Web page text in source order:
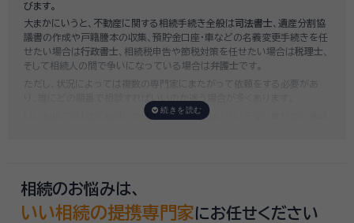
もり をお出ししております。予算に合わせてご自身で対応できないものの
み依頼することも可能ですので、まずはお気軽にご相談ください。
びます。
大まかにいうと、不動産に関する相続手続き全般は司法書士 、遺産分割協
議書の作成や戸籍謄本の収集、預貯金口座・車などの名義変更手続きを任
せたい場合は行政書士 、相続税申告や節税対策を任せたい場合は税理士
そして相続人の間で争いになっている場合は弁護士です。
ただし、状況によっては複数の専門家にまたがって依頼をする必要があ
いい相続では「誰に相談したらいいかわからない」「いきなり専門家に連絡
相続のお悩みは、
いい相続の提携専門家にお任せください